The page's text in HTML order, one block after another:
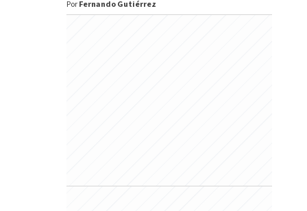
Por Fernando Gutiérrez